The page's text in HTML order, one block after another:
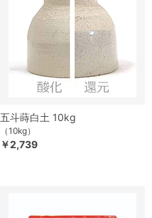
五斗蒔白土 10kg
（10kg）
￥2,739